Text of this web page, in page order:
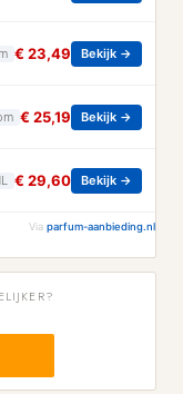
€ 23,49 Bekijk →
€ 25,19 Bekijk →
€ 29,60 Bekijk →
Via parfum-aanbieding.nl